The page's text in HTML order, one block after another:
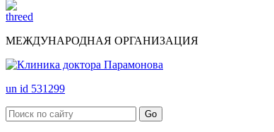
МЕЖДУНАРОДНАЯ ОРГАНИЗАЦИЯ
un id 531299